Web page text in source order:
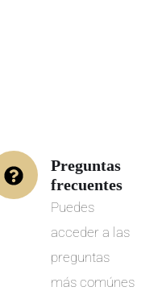
Preguntas
frecuentes
Puedes
acceder a las
preguntas
más comúnes